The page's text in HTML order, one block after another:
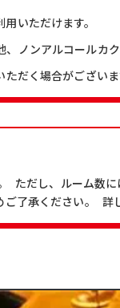
いただけます。
ノンアルコールカ
だく場合がございま
ただし、ルーム数
了承ください。 詳